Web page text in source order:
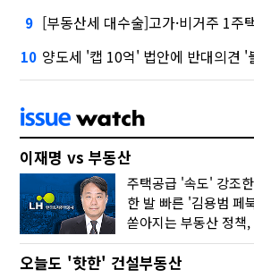
9 [부동산세 대수술]고가·비거주 1주택
10 양도세 '캡 10억' 법안에 반대의견 '
이재명 vs 부동산
쏟아지는 부동산 정책
오늘도 '핫한' 건설부동산